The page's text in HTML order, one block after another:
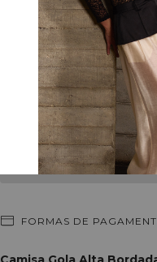
BRANCO
TAMANHO 42
Guia de medidas
FORMAS DE